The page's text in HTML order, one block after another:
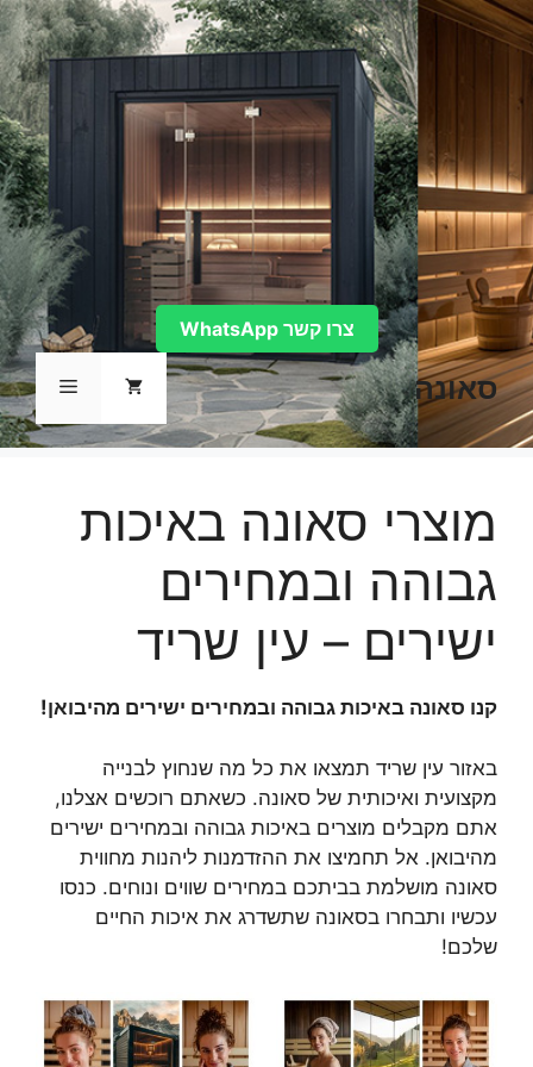
לדלג
לתוכן
סאונה תפריט
צרו קשר WhatsApp
מוצרי סאונה באיכות
גבוהה ובמחירים
ישירים – עין שריד
קנו סאונה באיכות גבוהה ובמחירים ישירים מהיבואן!
באזור עין שריד תמצאו את כל מה שנחוץ לבנייה
מקצועית ואיכותית של סאונה. כשאתם רוכשים אצלנו,
אתם מקבלים מוצרים באיכות גבוהה ובמחירים ישירים
מהיבואן. אל תחמיצו את ההזדמנות ליהנות מחווית
סאונה מושלמת בביתכם במחירים שווים ונוחים. כנסו
עכשיו ותבחרו בסאונה שתשדרג את איכות החיים
שלכם!